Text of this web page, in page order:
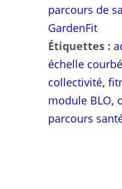
parcours de
GardenFit
Étiquettes :
échelle
collectivité,
module BLO,
parcours